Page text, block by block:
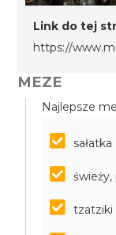
Link do tej
https://
MEZE
Najlepsze
tzatziki